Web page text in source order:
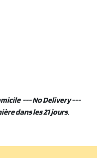
--- No Delivery ---
dans les 21 jours.